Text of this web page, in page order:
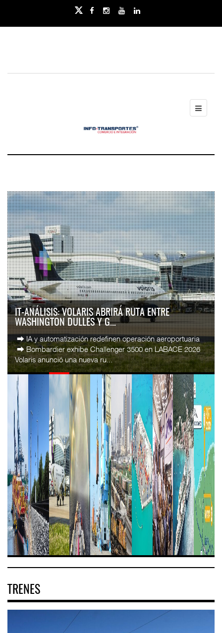
IT-ANÁLISIS: VOLARIS ABRIRÁ RUTA ENTRE
WASHINGTON DULLES Y G...
⮕ IA y automatización redefinen operación aeroportuaria
⮕ Bombardier exhibe Challenger 3500 en LABACE 2026
Volaris anunció una nueva ru...
TRENES